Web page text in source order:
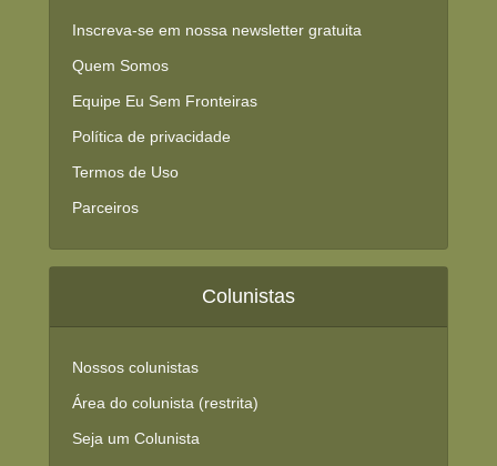
Inscreva-se em nossa newsletter gratuita
Quem Somos
Equipe Eu Sem Fronteiras
Política de privacidade
Termos de Uso
Parceiros
Colunistas
Nossos colunistas
Área do colunista (restrita)
Seja um Colunista